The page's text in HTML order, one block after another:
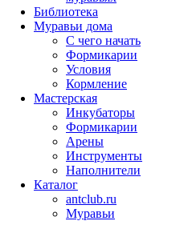
Библиотека
Муравьи дома
С чего начать
Формикарии
Условия
Кормление
Мастерская
Инкубаторы
Формикарии
Арены
Инструменты
Наполнители
Каталог
antclub.ru
Муравьи